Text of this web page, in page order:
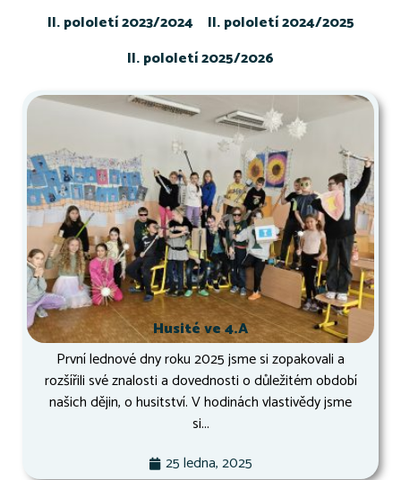
II. pololetí 2023/2024
II. pololetí 2024/2025
II. pololetí 2025/2026
Husité ve 4.A
První lednové dny roku 2025 jsme si zopakovali a
rozšířili své znalosti a dovednosti o důležitém období
našich dějin, o husitství. V hodinách vlastivědy jsme
si...
25 ledna, 2025